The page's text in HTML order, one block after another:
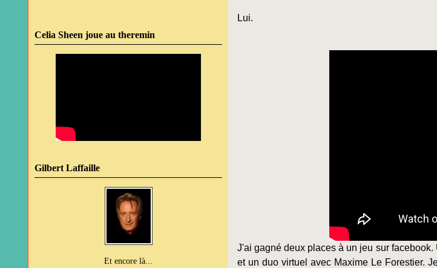
Celia Sheen joue au theremin
Gilbert Laffaille
Et encore là...
Lui.
J'ai gagné deux places à un jeu sur
et un duo virtuel avec Maxime Le Forestier.